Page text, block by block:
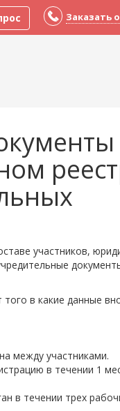
Заказать
участников,
в какие данные
между участниками.
в течении 1
в течении трех